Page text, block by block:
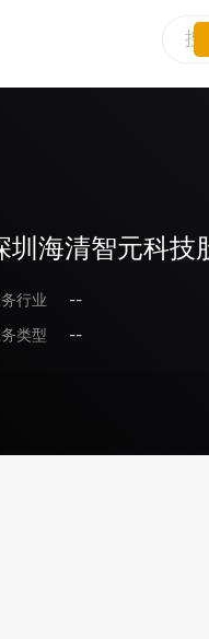
圳海清智元科技
行业
--
类型
--